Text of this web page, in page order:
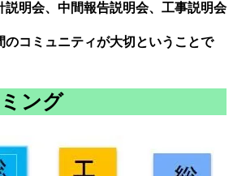
明会、中間報告説明会、工事説明会
のコミュニティが大切ということで
ング